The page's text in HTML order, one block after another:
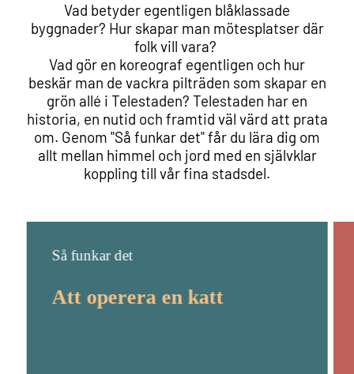
Vad betyder egentligen blåklassade
byggnader? Hur skapar man mötesplatser där
folk vill vara?
Vad gör en koreograf egentligen och hur
beskär man de vackra pilträden som skapar en
grön allé i Telestaden? Telestaden har en
historia, en nutid och framtid väl värd att prata
om. Genom "Så funkar det" får du lära dig om
allt mellan himmel och jord med en självklar
koppling till vår fina stadsdel.
Så funkar det
Att operera en katt